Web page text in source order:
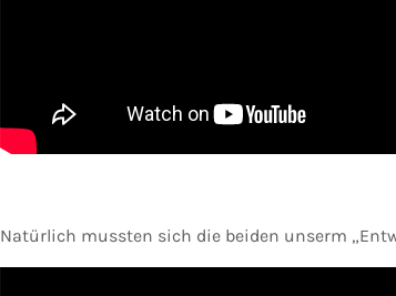
Natürlich mussten sich die beiden unserm